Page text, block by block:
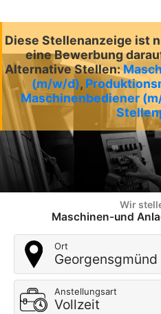
Diese Stellenanzeige ist
eine Bewerbung
Alternative Stellen:
(m/w/d),
Maschinenbediener
Wir
Maschinen-und
Ort
Georgensgmünd
Anstellungsart
Vollzeit